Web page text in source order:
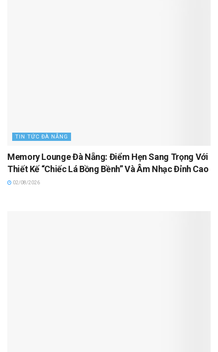
TIN TỨC ĐÀ NẴNG
Memory Lounge Đà Nẵng: Điểm Hẹn Sang Trọng Với
Thiết Kế “Chiếc Lá Bồng Bềnh” Và Âm Nhạc Đỉnh Cao
02/08/2026